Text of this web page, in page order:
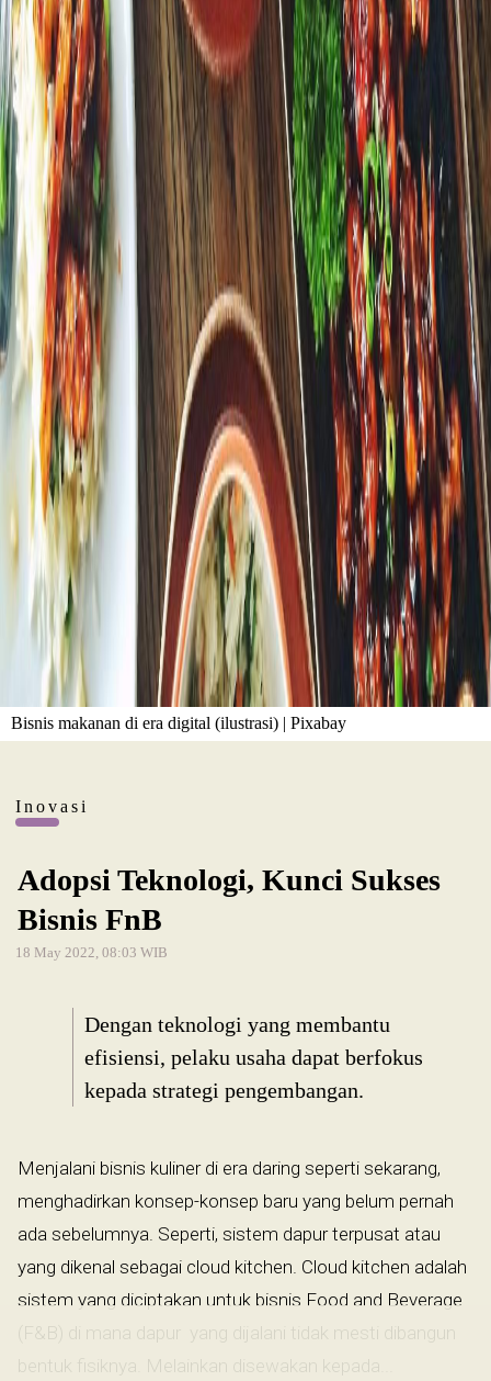
Bisnis makanan di era digital (ilustrasi) | Pixabay
Inovasi
Adopsi Teknologi, Kunci Sukses
Bisnis FnB
18 May 2022, 08:03 WIB
Dengan teknologi yang membantu
efisiensi, pelaku usaha dapat berfokus
kepada strategi pengembangan.
Menjalani bisnis kuliner di era daring seperti sekarang,
menghadirkan konsep-konsep baru yang belum pernah
ada sebelumnya. Seperti, sistem dapur terpusat atau
yang dikenal sebagai cloud kitchen. Cloud kitchen adalah
sistem yang diciptakan untuk bisnis Food and Beverage
(F&B) di mana dapur yang dijalani tidak mesti dibangun
bentuk fisiknya. Melainkan disewakan kepada...